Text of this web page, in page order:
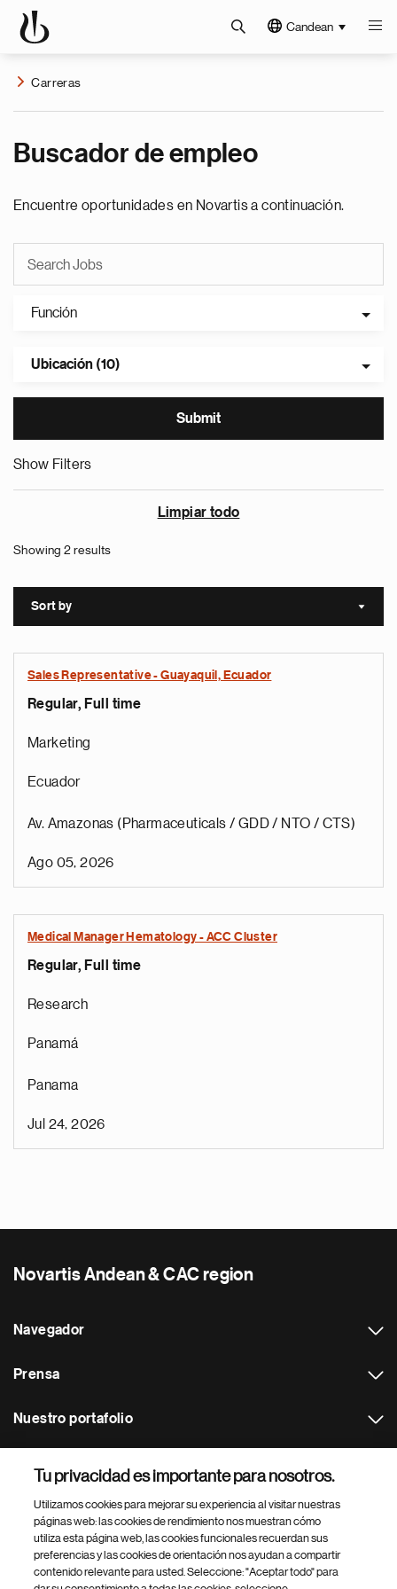
Candean
Carreras
Buscador de empleo
Encuentre oportunidades en Novartis a continuación.
Función
Ubicación (10)
Show Filters
Limpiar todo
Showing 2 results
Sort by Sort
Sales Representative - Guayaquil, Ecuador
Regular, Full time
Marketing
Ecuador
Av. Amazonas (Pharmaceuticals / GDD / NTO / CTS)
Ago 05, 2026
Medical Manager Hematology - ACC Cluster
Regular, Full time
Research
Panamá
Panama
Jul 24, 2026
Novartis Andean & CAC region
Navegador
Prensa
Nuestro portafolio
Footer Site Search
Tu privacidad es importante para nosotros.
Utilizamos cookies para mejorar su experiencia al visitar nuestras
páginas web: las cookies de rendimiento nos muestran cómo
utiliza esta página web, las cookies funcionales recuerdan sus
preferencias y las cookies de orientación nos ayudan a compartir
contenido relevante para usted. Seleccione: "Aceptar todo" para